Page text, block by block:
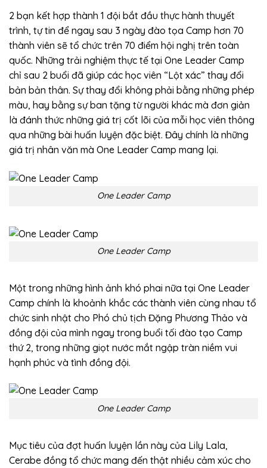
2 bạn kết hợp thành 1 đội bắt đầu thực hành thuyết
trình, tự tin để ngay sau 3 ngày đào tọa Camp hơn 70
thành viên sẽ tổ chức trên 70 điểm hội nghị trên toàn
quốc. Những trải nghiệm thực tế tại One Leader Camp
chỉ sau 2 buổi đã giúp các học viên “Lột xác” thay đổi
bản bản thân. Sự thay đổi không phải bằng những phép
màu, hay bằng sự ban tặng từ người khác mà đơn giản
là đánh thức những giá trị cốt lõi của mỗi học viên thông
qua những bài huấn luyện đặc biệt. Đây chính là những
giá trị nhân văn mà One Leader Camp mang lại.
One Leader Camp
One Leader Camp
Một trong những hình ảnh khó phai nữa tại One Leader
Camp chính là khoảnh khắc các thành viên cùng nhau tổ
chức sinh nhật cho Phó chủ tịch Đặng Phương Thảo và
đồng đội của mình ngay trong buổi tối đào tạo Camp
thứ 2, trong những giọt nước mắt ngập tràn niềm vui
hạnh phúc và tình đồng đội.
One Leader Camp
Mục tiêu của đợt huấn luyện lần này của Lily Lala,
Cerabe đồng tổ chức mang đến thật nhiều cảm xúc cho